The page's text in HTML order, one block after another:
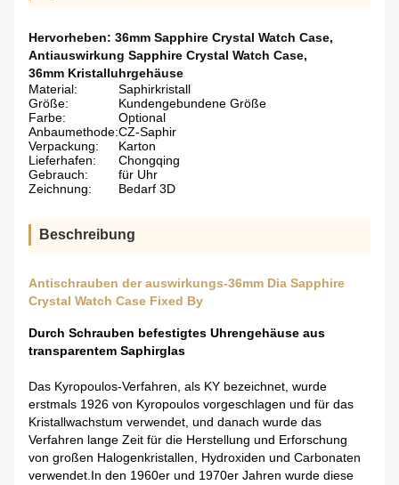
Hervorheben: 36mm Sapphire Crystal Watch Case,
Antiauswirkung Sapphire Crystal Watch Case,
36mm Kristalluhrgehäuse
Material:
Saphirkristall
Größe:
Kundengebundene Größe
Farbe:
Optional
Anbaumethode:CZ-Saphir
Verpackung:
Karton
Lieferhafen:
Chongqing
Gebrauch:
für Uhr
Zeichnung:
Bedarf 3D
Beschreibung
Antischrauben der auswirkungs-36mm Dia Sapphire
Crystal Watch Case Fixed By
Durch Schrauben befestigtes Uhrengehäuse aus
transparentem Saphirglas
Das Kyropoulos-Verfahren, als KY bezeichnet, wurde
erstmals 1926 von Kyropoulos vorgeschlagen und für das
Kristallwachstum verwendet, und danach wurde das
Verfahren lange Zeit für die Herstellung und Erforschung
von großen Halogenkristallen, Hydroxiden und Carbonaten
verwendet.In den 1960er und 1970er Jahren wurde diese